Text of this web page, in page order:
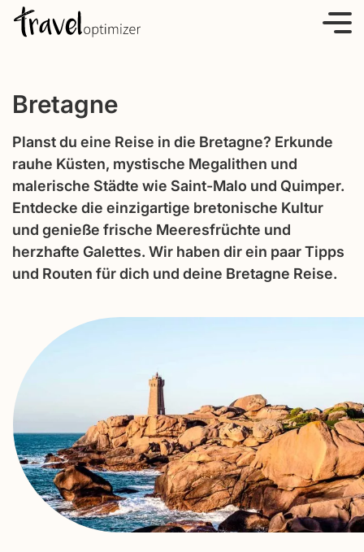
Bretagne
Planst du eine Reise in die Bretagne? Erkunde
rauhe Küsten, mystische Megalithen und
malerische Städte wie Saint-Malo und Quimper.
Entdecke die einzigartige bretonische Kultur
und genieße frische Meeresfrüchte und
herzhafte Galettes. Wir haben dir ein paar Tipps
und Routen für dich und deine Bretagne Reise.